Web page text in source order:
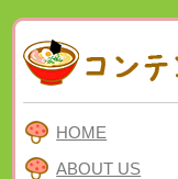
HOME
ABOUT US